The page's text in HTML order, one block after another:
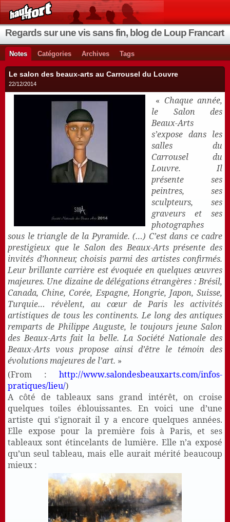
Regards sur une vis sans fin, blog de Loup Francart
Notes Catégories Archives Tags
Le salon des beaux-arts au Carrousel du Louvre
22/12/2014
« Chaque année,
le Salon des
Beaux-Arts
s’expose dans les
salles du
Carrousel du
Louvre. Il
présente ses
peintres, ses
sculpteurs, ses
graveurs et ses
photographes
sous le triangle de la Pyramide. (…) C’est dans ce cadre
prestigieux que le Salon des Beaux-Arts présente des
invités d’honneur, choisis parmi des artistes confirmés.
Leur brillante carrière est évoquée en quelques œuvres
majeures. Une dizaine de délégations étrangères : Brésil,
Canada, Chine, Corée, Espagne, Hongrie, Japon, Suisse,
Turquie… révèlent, au cœur de Paris les activités
artistiques de tous les continents. Le long des antiques
remparts de Philippe Auguste, le toujours jeune Salon
des Beaux-Arts fait la belle. La Société Nationale des
Beaux-Arts vous propose ainsi d’être le témoin des
évolutions majeures de l’art. »
(From : http://www.salondesbeauxarts.com/infos-
pratiques/lieu/)
A côté de tableaux sans grand intérêt, on croise
quelques toiles éblouissantes. En voici une d’une
artiste qui s'ignorait il y a encore quelques années.
Elle expose pour la première fois à Paris, et ses
tableaux sont étincelants de lumière. Elle n’a exposé
qu’un seul tableau, mais elle aurait mérité beaucoup
mieux :